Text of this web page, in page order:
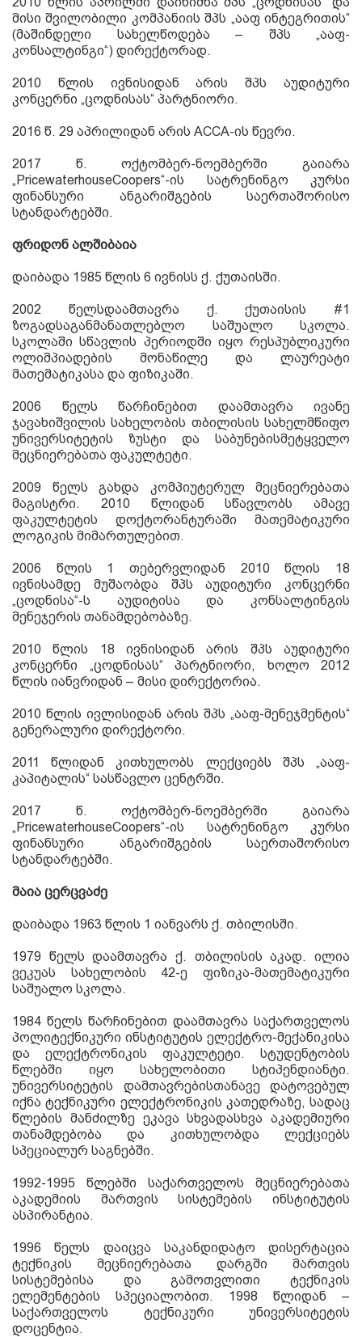
მისი შვილობილი კომპანიის შპს „ააფ ინტეგრითის“
(მაშინდელი სახელწოდება – შპს „ააფ-
კონსალტინგი“) დირექტორად.
2010 წლის ივნისიდან არის შპს აუდიტური
კონცერნი „ცოდნისას“ პარტნიორი.
2016 წ. 29 აპრილიდან არის ACCA-ის წევრი.
2017
წ. ოქტომბერ-ნოემბერში გაიარა
„PricewaterhouseCoopers“-ის სატრენინგო კურსი
ფინანსური ანგარიშგების საერთაშორისო
სტანდარტებში.
ფრიდონ ალშიბაია
დაიბადა 1985 წლის 6 ივნისს ქ. ქუთაისში.
2002 წელსდაამთავრა ქ.ქუთაისის #1
ზოგადსაგანმანათლებლო საშუალო სკოლა.
სკოლაში სწავლის პერიოდში იყო რესპუბლიკური
ოლიმპიადების მონაწილე და ლაურეატი
მათემატიკასა და ფიზიკაში.
2006 წელს წარჩინებით დაამთავრა ივანე
ჯავახიშვილის სახელობის თბილისის სახელმწიფო
უნივერსიტეტის ზუსტი და საბუნებისმეტყველო
მეცნიერებათა ფაკულტეტი.
2009 წელს გახდა კომპიუტერულ მეცნიერებათა
მაგისტრი. 2010 წლიდან სწავლობს ამავე
ფაკულტეტის დოქტორანტურაში მათემატიკური
ლოგიკის მიმართულებით.
2006 წლის 1თებერვლიდან 2010წლის 18
ივნისამდე მუშაობდა შპს აუდიტური კონცერნი
„ცოდნისა“-ს აუდიტისა და კონსალტინგის
მენეჯერის თანამდებობაზე.
2010წლის 18ივნისიდან არის შპს აუდიტური
კონცერნი „ცოდნისას“პარტნიორი, ხოლო 2012
წლის იანვრიდან – მისი დირექტორია.
2010 წლის ივლისიდან არის შპს „ააფ-მენეჯმენტის“
გენერალური დირექტორი.
2011წლიდან კითხულობს ლექციებს შპს „ააფ-
კაპიტალის“ სასწავლო ცენტრში.
2017
წ. ოქტომბერ-ნოემბერში გაიარა
„PricewaterhouseCoopers“-ის სატრენინგო კურსი
ფინანსური ანგარიშგების საერთაშორისო
სტანდარტებში.
მაია ცერცვაძე
დაიბადა 1963 წლის 1 იანვარს ქ. თბილისში.
1979 წელს დაამთავრა ქ. თბილისის აკად. ილია
ვეკუას სახელობის 42-ე ფიზიკა-მათემატიკური
საშუალო სკოლა.
1984 წელს წარჩინებით დაამთავრა საქართველოს
პოლიტექნიკური ინსტიტუტის ელექტრო-მექანიკისა
და ელექტრონიკის ფაკულტეტი. სტუდენტობის
წლებში იყო სახელობითი სტიპენდიანტი.
უნივერსიტეტის დამთავრებისთანავე დატოვებულ
იქნა ტექნიკური ელექტრონიკის კათედრაზე, სადაც
წლების მანძილზე ეკავა სხვადასხვა აკადემიური
თანამდებობა და კითხულობდა ლექციებს
სპეციალურ საგნებში.
1992-1995 წლებში საქართველოს მეცნიერებათა
აკადემიის მართვის სისტემების ინსტიტუტის
ასპირანტია.
1996 წელს დაიცვა საკანდიდატო დისერტაცია
ტექნიკის მეცნიერებათა დარგში მართვის
სისტემებისა და გამოთვლითი ტექნიკის
ელემენტების სპეციალობით. 1998 წლიდან –
საქართველოს ტექნიკური უნივერსიტეტის
დოცენტია.